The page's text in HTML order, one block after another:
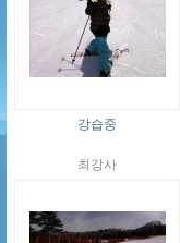
강습중
최강사